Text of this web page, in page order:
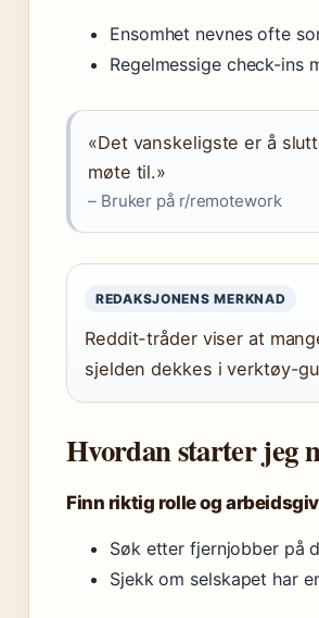
Ensomhet nevnes ofte
Regelmessige check-ins
«Det vanskeligste er å
møte til.»
– Bruker på r/remotework
REDAKSJONENS MERKNAD
Reddit-tråder viser at
sjelden dekkes i verktøy-
Hvordan starter jeg
Finn riktig rolle og
Søk etter fjernjobber på
Sjekk om selskapet har